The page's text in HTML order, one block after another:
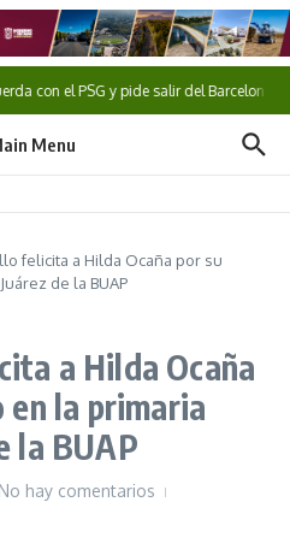
con el PSG y pide salir del Barcelona
Menu
felicita a Hilda Ocaña por su
de la BUAP
a Hilda Ocaña
la primaria
la BUAP
No hay comentarios